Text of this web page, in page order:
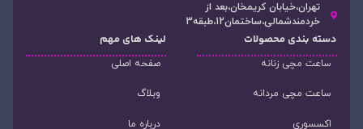
تهران،خیابان کریمخان،بعد از
خردمندشمالی،ساختمان12،طبقه3
دسته‌ بندی محصولات
ساعت مچی زنانه
ساعت مچی مردانه
اکسسوری
لینک های مهم
صفحه اصلی
وبلاگ
درباره ما